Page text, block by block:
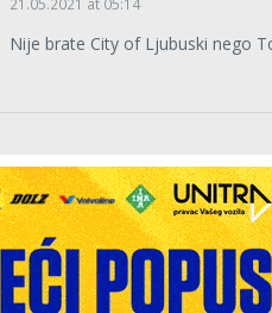
Nije brate City of Ljubuski nego